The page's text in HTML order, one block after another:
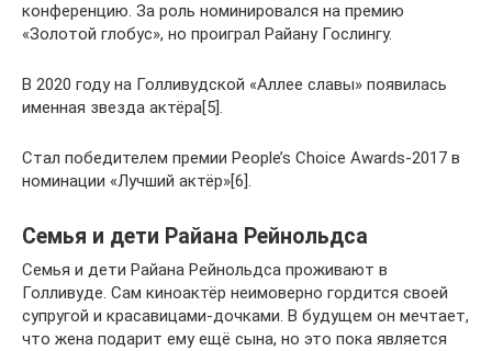
конференцию. За роль номинировался на премию
«Золотой глобус», но проиграл Райану Гослингу.
В 2020 году на Голливудской «Аллее славы» появилась
именная звезда актёра[5].
Стал победителем премии People’s Choice Awards-2017 в
номинации «Лучший актёр»[6].
Семья и дети Райана Рейнольдса
Семья и дети Райана Рейнольдса проживают в
Голливуде. Сам киноактёр неимоверно гордится своей
супругой и красавицами-дочками. В будущем он мечтает,
что жена подарит ему ещё сына, но это пока является